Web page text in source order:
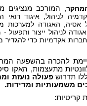
, המורכב מנציגים
לניהול, איגוד רואי
אסיה, האגודה למערכות
לניהול ייצור ותפעול -
וחברות אקדמיות כדי
להכרה בהשפעה
מתעצמות, האקו
תדרוש פעולה נועזת
משמעותיות ומדידות.
קריטיות: